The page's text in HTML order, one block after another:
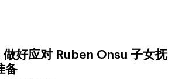
好应对 Ruben Onsu 子女抚
备